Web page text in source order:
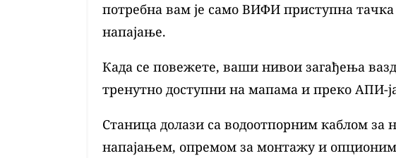
потребна вам је само ВИФИ приступна
напајање.
Када се повежете, ваши нивои загађења
тренутно доступни на мапама и преко АПИ-
Станица долази са водоотпорним каблом за
напајањем, опремом за монтажу и